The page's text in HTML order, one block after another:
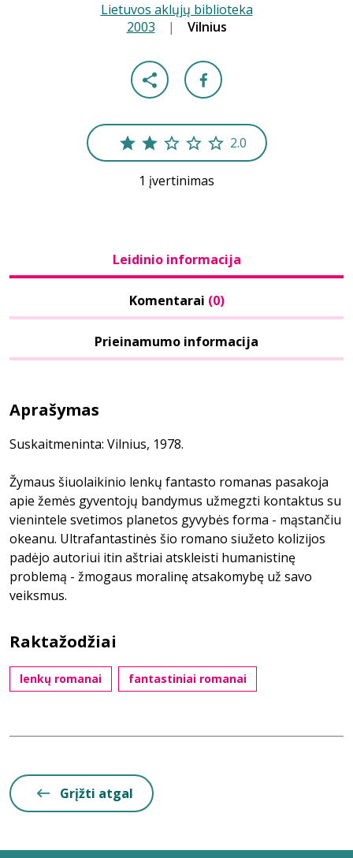
Lietuvos aklųjų biblioteka
2003 | Vilnius
2.0
1 įvertinimas
Leidinio informacija
Komentarai (0)
Prieinamumo informacija
Aprašymas
Suskaitmeninta: Vilnius, 1978.
Žymaus šiuolaikinio lenkų fantasto romanas pasakoja
apie žemės gyventojų bandymus užmegzti kontaktus su
vienintele svetimos planetos gyvybės forma - mąstančiu
okeanu. Ultrafantastinės šio romano siužeto kolizijos
padėjo autoriui itin aštriai atskleisti humanistinę
problemą - žmogaus moralinę atsakomybę už savo
veiksmus.
Raktažodžiai
lenkų romanai fantastiniai romanai
Grįžti atgal